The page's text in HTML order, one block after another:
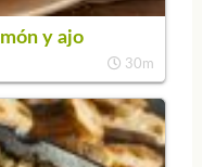
y ajo
30m